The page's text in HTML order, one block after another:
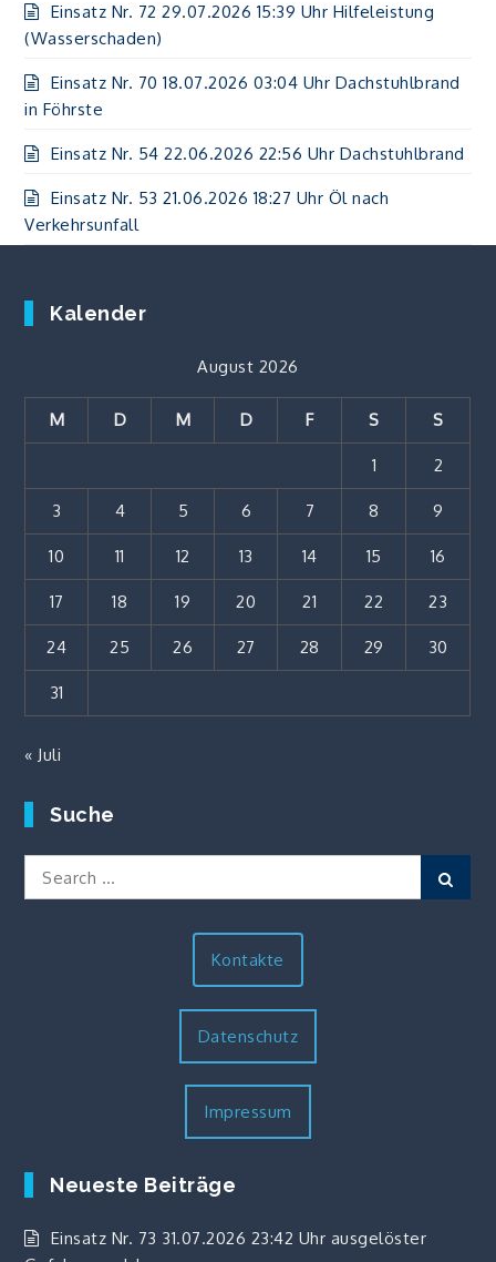
Einsatz Nr. 72 29.07.2026 15:39 Uhr Hilfeleistung
(Wasserschaden)
Einsatz Nr. 70 18.07.2026 03:04 Uhr Dachstuhlbrand
in Föhrste
Einsatz Nr. 54 22.06.2026 22:56 Uhr Dachstuhlbrand
Einsatz Nr. 53 21.06.2026 18:27 Uhr Öl nach
Verkehrsunfall
Kalender
August 2026
M D M D F S S
1 2
3 4 5 6 7 8 9
10 11 12 13 14 15 16
17 18 19 20 21 22 23
24 25 26 27 28 29 30
31
« Juli
Suche
Search
for:
Kontakte
Datenschutz
Impressum
Neueste Beiträge
Einsatz Nr. 73 31.07.2026 23:42 Uhr ausgelöster